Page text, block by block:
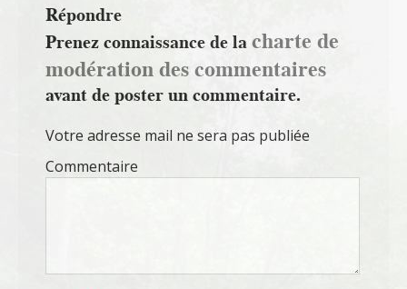
Répondre
Prenez connaissance de lacharte de
modération des commentaires
avant de poster un commentaire.
Votre adresse mail ne sera pas publiée
Commentaire